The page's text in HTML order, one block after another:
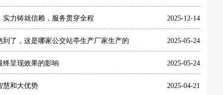
力铸就信赖，服务贯穿全程 2025-12-14
了，这是哪家公交站亭生产厂家生产的 2025-05-24
终呈现效果的影响 2025-05-24
慧和大优势 2025-04-21